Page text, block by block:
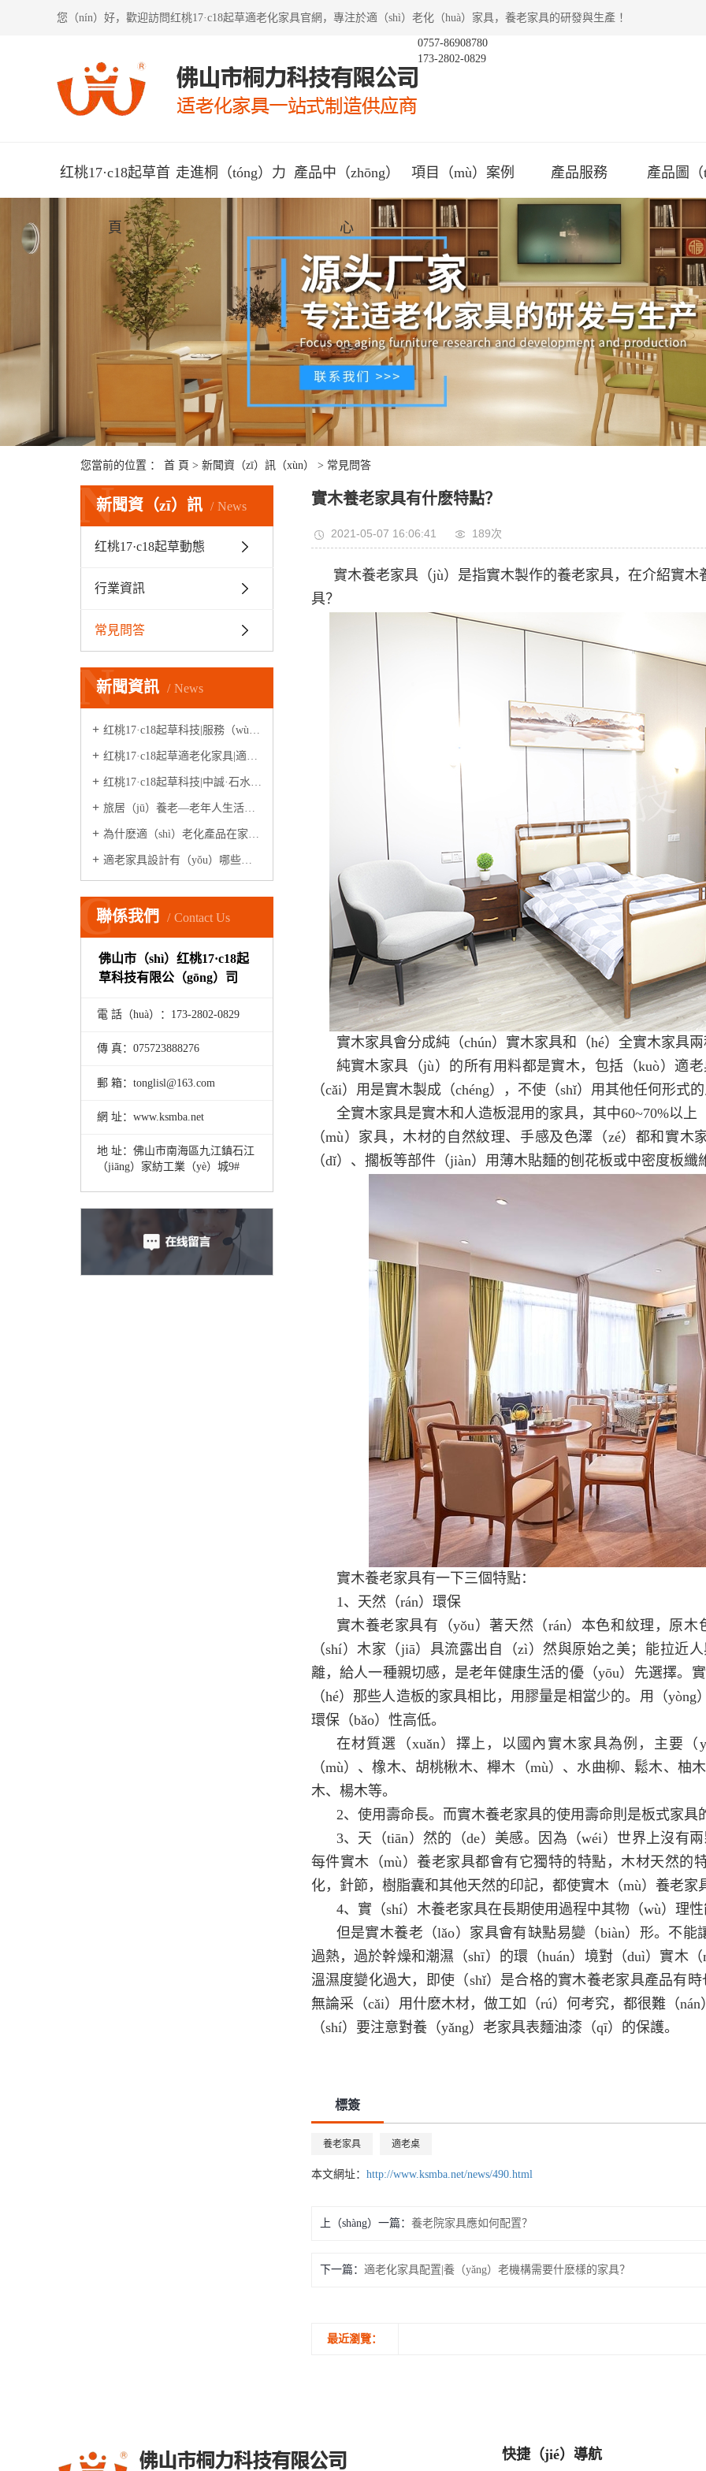
您（nín）好，歡迎訪問红桃17·c18起草適老化家具官網，專注於適（shì）老化（huà）家具，養老家具的研發與生產 ！
0757-86908780
173-2802-0829
红桃17·c18起草首
頁
走進桐（tóng）力 產品中（zhōng）
心
項目（mù）案例 產品服務 產品圖
您當前的位置 ： 首 頁 > 新聞資（zī）訊（xùn） > 常見問答
新聞資（zī）訊 News
N
红桃17·c18起草動態
行業資訊
常見問答
新聞資訊 News
N
红桃17·c18起草科技|服務（wù）升級
红桃17·c18起草適老化家具|適老化體驗中心
红桃17·c18起草科技|中誠·石水源（案例）
旅居（jū）養老—老年人生活新模式
為什麽適（shì）老化產品在家居市場很少見？
適老家具設計有（yǒu）哪些原則？
聯係我們 Contact Us
C
佛山市（shì）红桃17·c18起
草科技有限公（gōng）司
電 話（huà）：173-2802-0829
傳 真：075723888276
郵 箱：tonglisl@163.com
網 址：www.ksmba.net
地 址：佛山市南海區九江鎮石江
（jiāng）家紡工業（yè）城9#
實木養老家具有什麽特點？
2021-05-07 16:06:41 189次
實木養老家具（jù）是指實木製作的養老家具，在介紹實
具？
實木家具會分成純（chún）實木家具和（hé）全實木家具
純實木家具（jù）的所有用料都是實木，包括（kuò）適
（cǎi）用是實木製成（chéng），不使（shǐ）用其他任何形式
全實木家具是實木和人造板混用的家具，其中60~70%以上
（mù）家具，木材的自然紋理、手感及色澤（zé）都和實
（dǐ）、擱板等部件（jiàn）用薄木貼麵的刨花板或中密度板
實木養老家具有一下三個特點：
1、天然（rán）環保
實木養老家具有（yǒu）著天然（rán）本色和紋理，原
（shí）木家（jiā）具流露出自（zì）然與原始之美；能拉近
離，給人一種親切感，是老年健康生活的優（yōu）先選擇。
（hé）那些人造板的家具相比，用膠量是相當少的。用（
環保（bǎo）性高低。
在材質選（xuǎn）擇上，以國內實木家具為例，主要
（mù）、橡木、胡桃楸木、櫸木（mù）、水曲柳、鬆木、柚
木、楊木等。
2、使用壽命長。而實木養老家具的使用壽命則是板式家具
3、天（tiān）然的（de）美感。因為（wéi）世界上沒有
每件實木（mù）養老家具都會有它獨特的特點，木材天然的
化，針節，樹脂囊和其他天然的印記，都使實木（mù）養老家
4、實（shí）木養老家具在長期使用過程中其物（wù）理
但是實木養老（lǎo）家具會有缺點易變（biàn）形。不能
過熱，過於幹燥和潮濕（shī）的環（huán）境對（duì）實木
溫濕度變化過大，即使（shǐ）是合格的實木養老家具產品有
無論采（cǎi）用什麽木材，做工如（rú）何考究，都很難（
（shí）要注意對養（yǎng）老家具表麵油漆（qī）的保護。
標簽
養老家具 適老桌
本文網址： http://www.ksmba.net/news/490.html
上（shàng）一篇： 養老院家具應如何配置？
下一篇： 適老化家具配置|養（yǎng）老機構需要什麽樣的家具？
最近瀏覽：
快捷（jié）導航